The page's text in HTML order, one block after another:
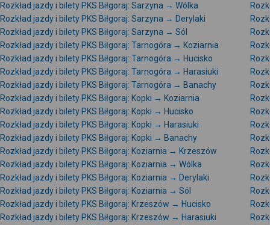
Rozkład jazdy i bilety PKS Biłgoraj: Sarzyna → Wólka
Rozkład jazdy i bilety PKS Biłgoraj: Sarzyna → Derylaki
Rozkład jazdy i bilety PKS Biłgoraj: Sarzyna → Sól
Rozkład jazdy i bilety PKS Biłgoraj: Tarnogóra → Koziarnia
Rozkład jazdy i bilety PKS Biłgoraj: Tarnogóra → Hucisko
Rozkład jazdy i bilety PKS Biłgoraj: Tarnogóra → Harasiuki
Rozkład jazdy i bilety PKS Biłgoraj: Tarnogóra → Banachy
Rozkład jazdy i bilety PKS Biłgoraj: Kopki → Koziarnia
Rozkład jazdy i bilety PKS Biłgoraj: Kopki → Hucisko
Rozkład jazdy i bilety PKS Biłgoraj: Kopki → Harasiuki
Rozkład jazdy i bilety PKS Biłgoraj: Kopki → Banachy
Rozkład jazdy i bilety PKS Biłgoraj: Koziarnia → Krzeszów
Rozkład jazdy i bilety PKS Biłgoraj: Koziarnia → Wólka
Rozkład jazdy i bilety PKS Biłgoraj: Koziarnia → Derylaki
Rozkład jazdy i bilety PKS Biłgoraj: Koziarnia → Sól
Rozkład jazdy i bilety PKS Biłgoraj: Krzeszów → Hucisko
Rozkład jazdy i bilety PKS Biłgoraj: Krzeszów → Harasiuki